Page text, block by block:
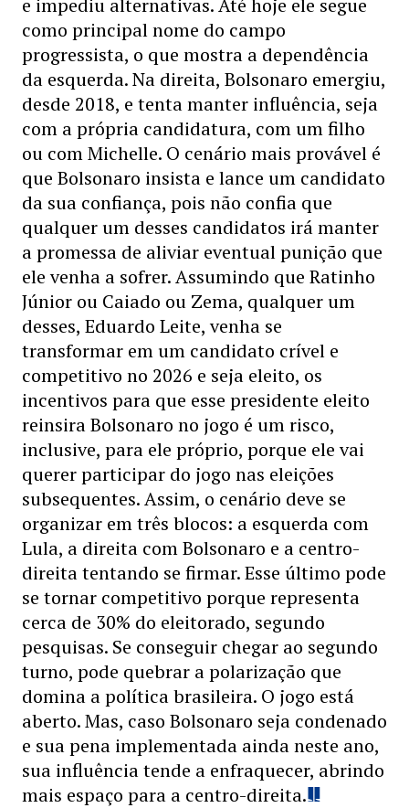
e impediu alternativas. Até hoje ele segue
como principal nome do campo
progressista, o que mostra a dependência
da esquerda. Na direita, Bolsonaro emergiu,
desde 2018, e tenta manter influência, seja
com a própria candidatura, com um filho
ou com Michelle. O cenário mais provável é
que Bolsonaro insista e lance um candidato
da sua confiança, pois não confia que
qualquer um desses candidatos irá manter
a promessa de aliviar eventual punição que
ele venha a sofrer. Assumindo que Ratinho
Júnior ou Caiado ou Zema, qualquer um
desses, Eduardo Leite, venha se
transformar em um candidato crível e
competitivo no 2026 e seja eleito, os
incentivos para que esse presidente eleito
reinsira Bolsonaro no jogo é um risco,
inclusive, para ele próprio, porque ele vai
querer participar do jogo nas eleições
subsequentes. Assim, o cenário deve se
organizar em três blocos: a esquerda com
Lula, a direita com Bolsonaro e a centro-
direita tentando se firmar. Esse último pode
se tornar competitivo porque representa
cerca de 30% do eleitorado, segundo
pesquisas. Se conseguir chegar ao segundo
turno, pode quebrar a polarização que
domina a política brasileira. O jogo está
aberto. Mas, caso Bolsonaro seja condenado
e sua pena implementada ainda neste ano,
sua influência tende a enfraquecer, abrindo
mais espaço para a centro-direita.